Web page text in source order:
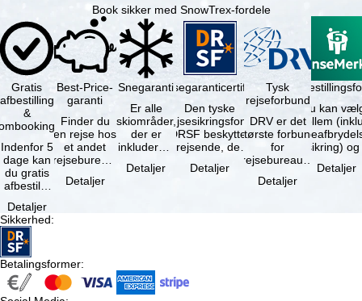
Book sikker med SnowTrex-fordele
Gratis
afbestilling
&
Indenfor 5
dage kan
du gratis
afbestille
booking.
Det er
dog en …
Detaljer
Best-Price-
garanti
Finder du
en rejse hos
et andet
rejsebureau,
er billigere
Detaljer
Snegaranti
Er alle
skiområder,
der er
inkluderet i
bookede
Detaljer
Rejsegaranticertifikat
Den tyske
rejsesikringsfond
DRSF beskytter
rejsende, der
pakkerejse eller
Detaljer
Tysk
rejseforbund
DRV er det
største forbund
for
rejsebureauer
rejsearrangører
Detaljer
Du kan
mellem (inklusiv
Detaljer
Sikkerhed:
Betalingsformer: